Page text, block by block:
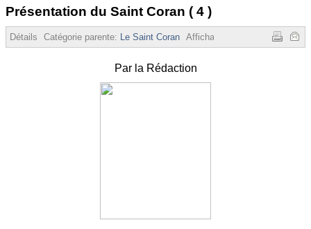
Présentation du Saint Coran ( 4 )
Détails Catégorie parente: Le Saint Coran Affichages :
Par la Rédaction